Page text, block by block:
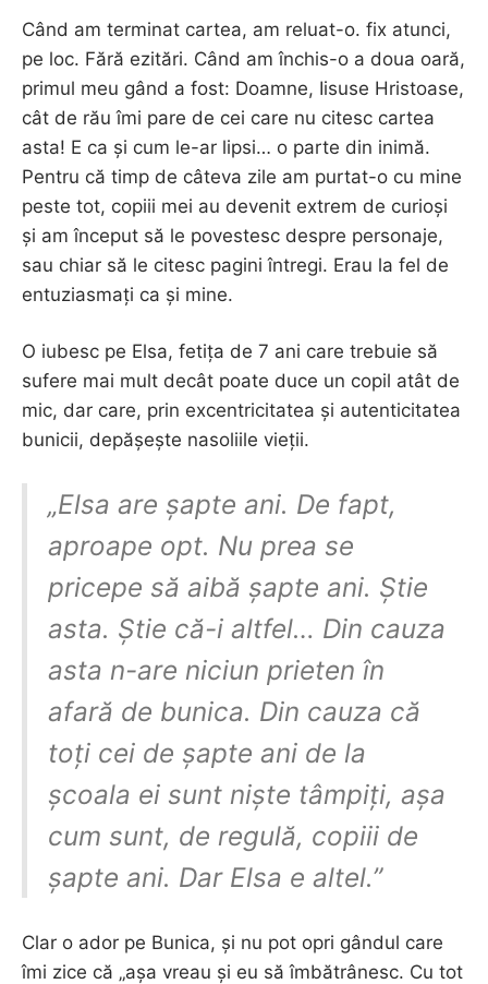
Când am terminat cartea, am reluat-o. fix atunci,
pe loc. Fără ezitări. Când am închis-o a doua oară,
primul meu gând a fost: Doamne, Iisuse Hristoase,
cât de rău îmi pare de cei care nu citesc cartea
asta! E ca și cum le-ar lipsi… o parte din inimă.
Pentru că timp de câteva zile am purtat-o cu mine
peste tot, copiii mei au devenit extrem de curioși
și am început să le povestesc despre personaje,
sau chiar să le citesc pagini întregi. Erau la fel de
entuziasmați ca și mine.
O iubesc pe Elsa, fetița de 7 ani care trebuie să
sufere mai mult decât poate duce un copil atât de
mic, dar care, prin excentricitatea și autenticitatea
bunicii, depășește nasoliile vieții.
„Elsa are șapte ani. De fapt,
aproape opt. Nu prea se
pricepe să aibă șapte ani. Știe
asta. Știe că-i altfel… Din cauza
asta n-are niciun prieten în
afară de bunica. Din cauza că
toți cei de șapte ani de la
școala ei sunt niște tâmpiți, așa
cum sunt, de regulă, copiii de
șapte ani. Dar Elsa e altel.”
Clar o ador pe Bunica, și nu pot opri gândul care
îmi zice că „așa vreau și eu să îmbătrânesc. Cu tot